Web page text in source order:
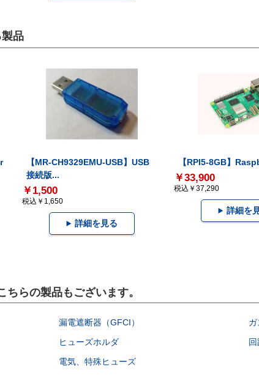
品
【MR-CH9329EMU-USB】USB
接続版...
￥1,500
税込￥1,650
詳細を見る
【RPI5-8GB】
￥33,900
税込￥37,290
詳細を
らの製品もございます。
漏電遮断器（GFCI） ガ
ヒューズホルダ
電気、特殊ヒューズ